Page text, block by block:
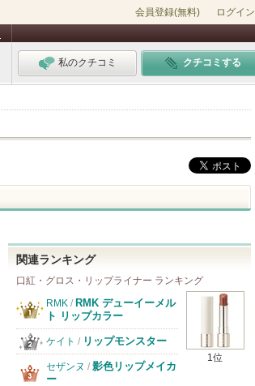
会員登録(無料) ログイン
私のクチコミ クチコミする
関連ランキング
口紅・グロス・リップライナー ランキング
1位
RMK / RMK デューイーメル
ト リップカラー
ケイト / リップモンスター
セザンヌ / 影色リップメイカ
ー